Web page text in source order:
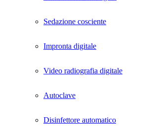
Sedazione cosciente
Impronta digitale
Video radiografia digitale
Autoclave
Disinfettore automatico